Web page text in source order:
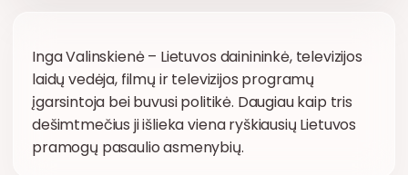
Inga Valinskienė – Lietuvos dainininkė, televizijos
laidų vedėja, filmų ir televizijos programų
įgarsintoja bei buvusi politikė. Daugiau kaip tris
dešimtmečius ji išlieka viena ryškiausių Lietuvos
pramogų pasaulio asmenybių.